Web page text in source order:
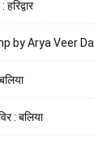
by Arya Veer
: बलिया